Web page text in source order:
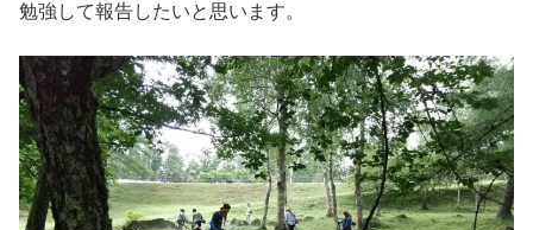
勉強して報告したいと思います。